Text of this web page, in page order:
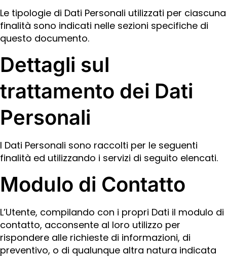
Le tipologie di Dati Personali utilizzati per ciascuna
finalità sono indicati nelle sezioni specifiche di
questo documento.
Dettagli sul
trattamento dei Dati
Personali
I Dati Personali sono raccolti per le seguenti
finalità ed utilizzando i servizi di seguito elencati.
Modulo di Contatto
L’Utente, compilando con i propri Dati il modulo di
contatto, acconsente al loro utilizzo per
rispondere alle richieste di informazioni, di
preventivo, o di qualunque altra natura indicata